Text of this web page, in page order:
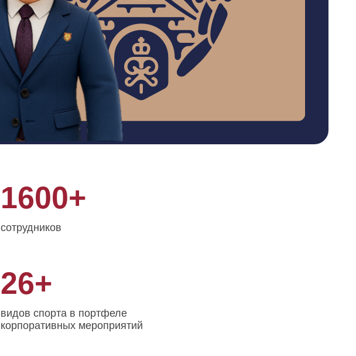
1600+
сотрудников
26+
видов спорта в портфеле
корпоративных мероприятий